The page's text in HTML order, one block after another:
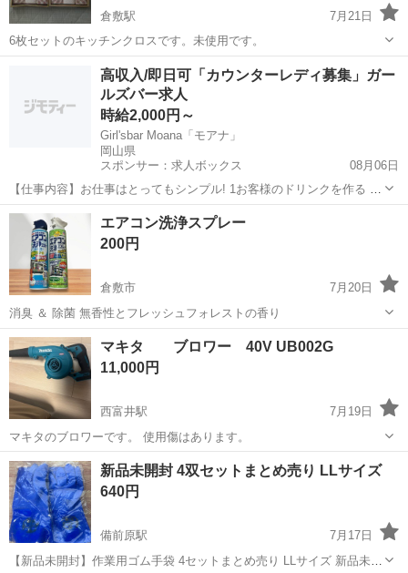
倉敷駅
7月21日
6枚セットのキッチンクロスです。未使用です。
倉敷市 倉敷駅 掃除用具 セット
高収入/即日可「カウンターレディ募集」ガー
ルズバー求人
時給2,000円～
Girl'sbar Moana「モアナ」
岡山県
スポンサー：求人ボックス
08月06日
【仕事内容】お仕事はとってもシンプル! 1お客様のドリンクを作る 2
楽しくおしゃべりして盛り上げる 3お見送りまで笑顔で ノ たったこれ
だけです!! 未経験の子もすぐ覚えられちゃう カウンター越しの対面接
客も可能なので お客様との...
アルバイト・パート
エアコン洗浄スプレー
200円
倉敷市
7月20日
消臭 ＆ 除菌 無香性とフレッシュフォレストの香り
岡山 倉敷市 掃除用具 スプレー
マキタ ブロワー 40V UB002G
11,000円
西富井駅
7月19日
マキタのブロワーです。 使用傷はあります。
岡山 倉敷市 西富井駅 掃除用具
新品未開封 4双セットまとめ売り LLサイズ
640円
備前原駅
7月17日
【新品未開封】作業用ゴム手袋 4セットまとめ売り LLサイズ 新品未開